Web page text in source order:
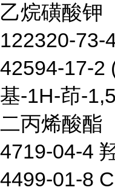
乙烷磺酸钾
122320-73-
42594-17-2
基-1H-茚-
二丙烯酸酯
4719-04-4
4499-01-8